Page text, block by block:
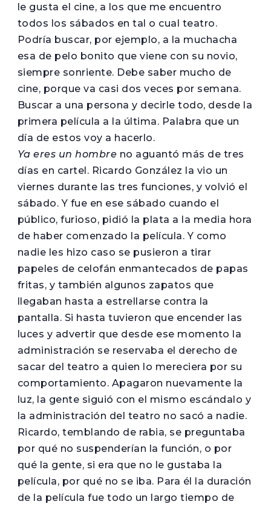
le gusta el cine, a los que me encuentro
todos los sábados en tal o cual teatro.
Podría buscar, por ejemplo, a la muchacha
esa de pelo bonito que viene con su novio,
siempre sonriente. Debe saber mucho de
cine, porque va casi dos veces por semana.
Buscar a una persona y decirle todo, desde la
primera película a la última. Palabra que un
día de estos voy a hacerlo.
Ya eres un hombre no aguantó más de tres
días en cartel. Ricardo González la vio un
viernes durante las tres funciones, y volvió el
sábado. Y fue en ese sábado cuando el
público, furioso, pidió la plata a la media hora
de haber comenzado la película. Y como
nadie les hizo caso se pusieron a tirar
papeles de celofán enmantecados de papas
fritas, y también algunos zapatos que
llegaban hasta a estrellarse contra la
pantalla. Si hasta tuvieron que encender las
luces y advertir que desde ese momento la
administración se reservaba el derecho de
sacar del teatro a quien lo mereciera por su
comportamiento. Apagaron nuevamente la
luz, la gente siguió con el mismo escándalo y
la administración del teatro no sacó a nadie.
Ricardo, temblando de rabia, se preguntaba
por qué no suspenderían la función, o por
qué la gente, si era que no le gustaba la
película, por qué no se iba. Para él la duración
de la película fue todo un largo tiempo de